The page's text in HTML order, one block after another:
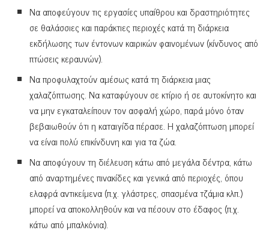
Να αποφεύγουν τις εργασίες υπαίθρου και δραστηριότητες
σε θαλάσσιες και παράκτιες περιοχές κατά τη διάρκεια
εκδήλωσης των έντονων καιρικών φαινομένων (κίνδυνος από
πτώσεις κεραυνών).
Να προφυλαχτούν αμέσως κατά τη διάρκεια μιας
χαλαζόπτωσης. Να καταφύγουν σε κτίριο ή σε αυτοκίνητο και
να μην εγκαταλείπουν τον ασφαλή χώρο, παρά μόνο όταν
βεβαιωθούν ότι η καταιγίδα πέρασε. Η χαλαζόπτωση μπορεί
να είναι πολύ επικίνδυνη και για τα ζώα.
Να αποφύγουν τη διέλευση κάτω από μεγάλα δέντρα, κάτω
από αναρτημένες πινακίδες και γενικά από περιοχές, όπου
ελαφρά αντικείμενα (π.χ. γλάστρες, σπασμένα τζάμια κλπ.)
μπορεί να αποκολληθούν και να πέσουν στο έδαφος (π.χ.
κάτω από μπαλκόνια).